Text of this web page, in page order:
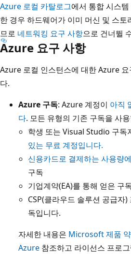
Azure 로컬 카탈로그에서 통합 시스
한 경우 하드웨어가 이미 머신 및 스
므로 네트워킹 요구 사항으로 건너뛸
Azure 요구 사항
Azure 로컬 인스턴스에 대한 Azure
다.
Azure 구독: Azure 계정이 아직
다. 모든 유형의 기존 구독을 사
학생 또는 Visual Studio 구독
있는 무료 계정입니다.
신용카드로 결제하는 사용량
구독
기업계약(EA)를 통해 얻은 구
CSP(클라우드 솔루션 공급자
독입니다.
자세한 내용은 Microsoft 제품
Azure 참조하고 라이선스 프로